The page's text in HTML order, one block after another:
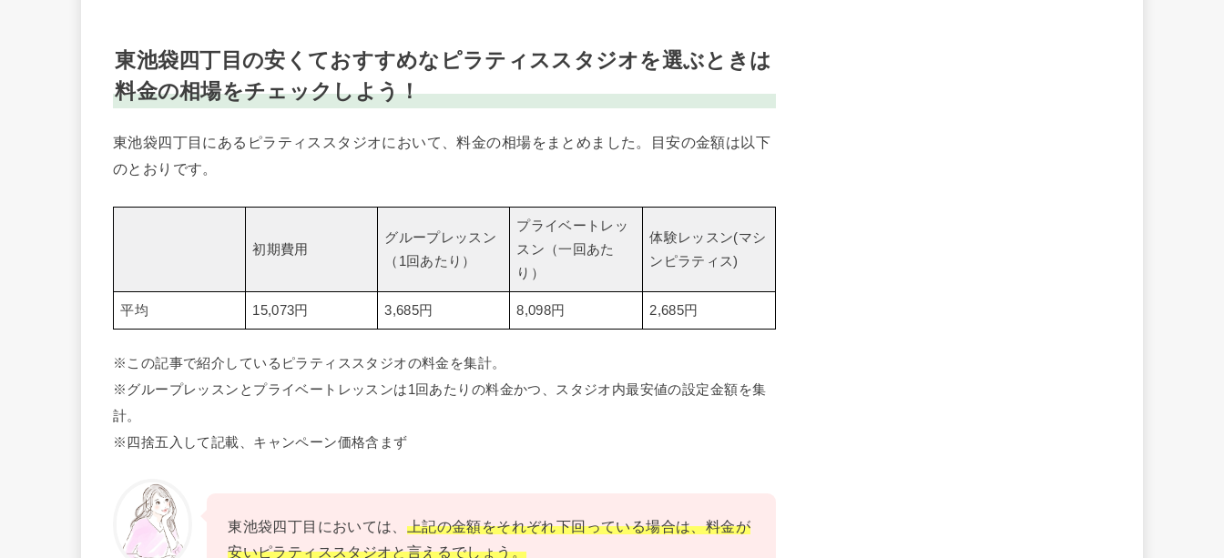
東池袋四丁目の安くておすすめなピラティススタジオを選ぶときは
料金の相場をチェックしよう！
東池袋四丁目にあるピラティススタジオにおいて、料金の相場をまとめました。目安の金額は以下
のとおりです。
初期費用
グループレッスン
（1回あたり）
プライベートレッ
スン（一回あた
り）
体験レッスン(マシ
ンピラティス)
平均 15,073円 3,685円 8,098円 2,685円
※この記事で紹介しているピラティススタジオの料金を集計。
※グループレッスンとプライベートレッスンは1回あたりの料金かつ、スタジオ内最安値の設定金額を集
計。
※四捨五入して記載、キャンペーン価格含まず
東池袋四丁目においては、 上記の金額をそれぞれ下回っている場合は、料金が
安いピラティススタジオと言えるでしょう。